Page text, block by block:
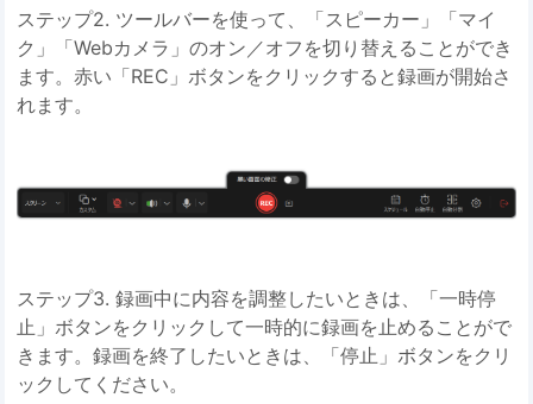
ステップ2. ツールバーを使って、「スピーカー」「マイ
ク」「Webカメラ」のオン／オフを切り替えることができ
ます。赤い「REC」ボタンをクリックすると録画が開始さ
れます。
ステップ3. 録画中に内容を調整したいときは、「一時停
止」ボタンをクリックして一時的に録画を止めることがで
きます。録画を終了したいときは、「停止」ボタンをクリ
ックしてください。